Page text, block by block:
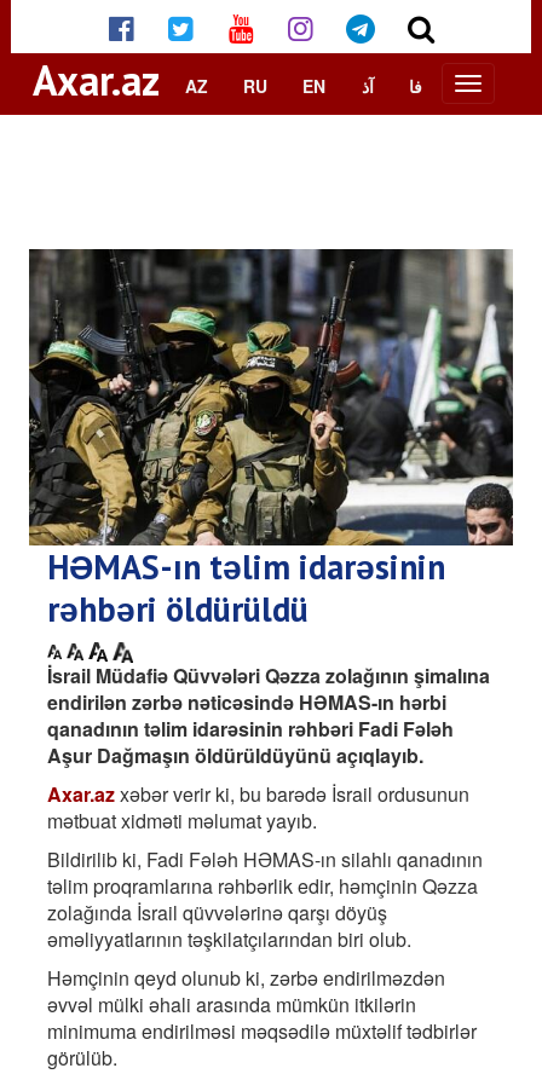
Axar.az AZ RU EN آذ فا
HƏMAS-ın təlim idarəsinin
rəhbəri öldürüldü
İsrail Müdafiə Qüvvələri Qəzza zolağının şimalına
endirilən zərbə nəticəsində HƏMAS-ın hərbi
qanadının təlim idarəsinin rəhbəri Fadi Fələh
Aşur Dağmaşın öldürüldüyünü açıqlayıb.
Axar.azxəbər verir ki, bu barədə İsrail ordusunun
mətbuat xidməti məlumat yayıb.
Bildirilib ki, Fadi Fələh HƏMAS-ın silahlı qanadının
təlim proqramlarına rəhbərlik edir, həmçinin Qəzza
zolağında İsrail qüvvələrinə qarşı döyüş
əməliyyatlarının təşkilatçılarından biri olub.
Həmçinin qeyd olunub ki, zərbə endirilməzdən
əvvəl mülki əhali arasında mümkün itkilərin
minimuma endirilməsi məqsədilə müxtəlif tədbirlər
görülüb.